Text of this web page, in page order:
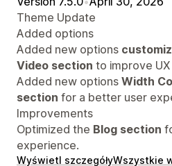
Theme Update
Added options
Added new options
Video section to improve
Added new options Width
section for a better user
Improvements
Optimized the Blog section
experience.
Wyświetl szczegółyWszystkie